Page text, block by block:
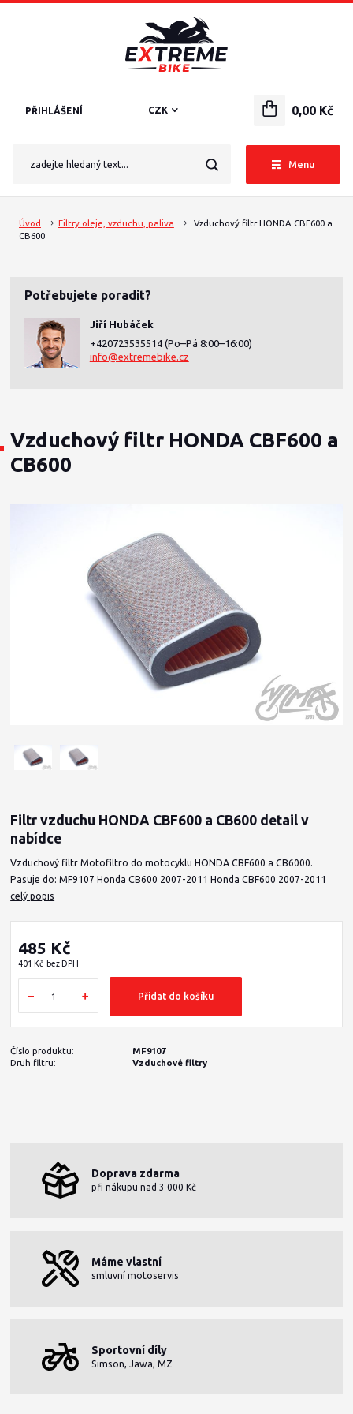
Menu
CZK
PŘIHLÁŠENÍ 0,00 Kč
Úvod Filtry oleje, vzduchu, paliva
Vzduchový filtr HONDA CBF600 a
CB600
Potřebujete poradit?
Jiří Hubáček
+420723535514 (Po–Pá 8:00–16:00)
info@extremebike.cz
Vzduchový filtr HONDA CBF600 a
CB600
Filtr vzduchu HONDA CBF600 a CB600 detail v
nabídce
Vzduchový filtr Motofiltro do motocyklu HONDA CBF600 a CB6000.
Pasuje do: MF9107 Honda CB600 2007-2011 Honda CBF600 2007-2011
celý popis
485 Kč
401 Kč bez DPH
Přidat do košíku
Číslo produktu:
MF9107
Druh filtru:
Vzduchové filtry
Doprava zdarma
při nákupu nad 3 000 Kč
Máme vlastní
smluvní motoservis
Sportovní díly
Simson, Jawa, MZ